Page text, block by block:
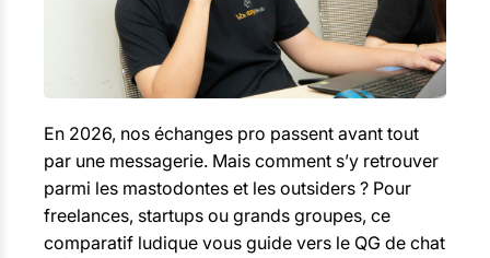
En 2026, nos échanges pro passent avant tout
par une messagerie. Mais comment s’y retrouver
parmi les mastodontes et les outsiders ? Pour
freelances, startups ou grands groupes, ce
comparatif ludique vous guide vers le QG de chat